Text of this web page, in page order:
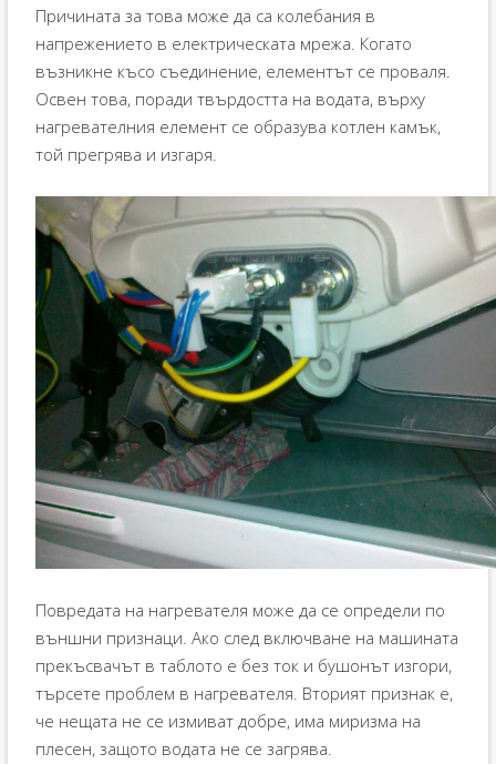
Причината за това може да са колебания в
напрежението в електрическата мрежа. Когато
възникне късо съединение, елементът се проваля.
Освен това, поради твърдостта на водата, върху
нагревателния елемент се образува котлен камък,
той прегрява и изгаря.
Повредата на нагревателя може да се определи по
външни признаци. Ако след включване на машината
прекъсвачът в таблото е без ток и бушонът изгори,
търсете проблем в нагревателя. Вторият признак е,
че нещата не се измиват добре, има миризма на
плесен, защото водата не се загрява.